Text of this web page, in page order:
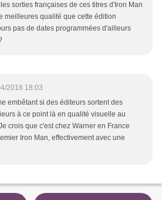
sorties françaises de ces titres d'Iron Man
meilleures qualité que cette édition
pas de dates programmées d'ailleurs
2018 18:03
embêtant si des éditeurs sortent des
à ce point là en qualité visuelle au
crois que c'est chez Warner en France
Iron Man, effectivement avec une